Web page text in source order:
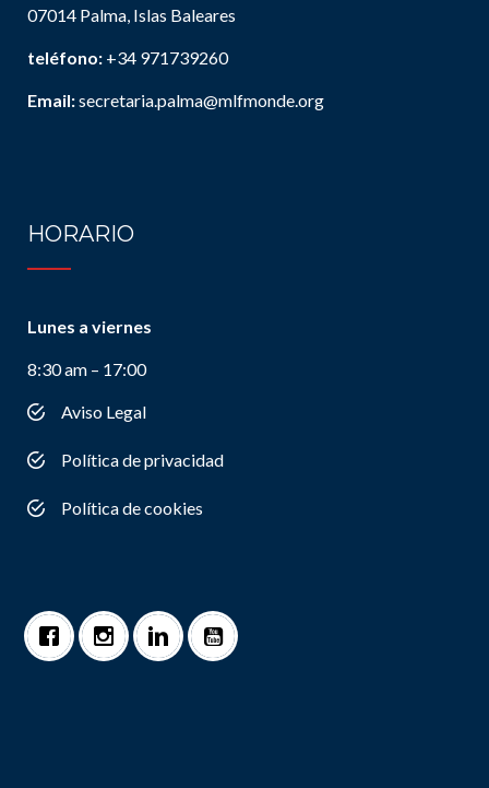
07014 Palma, Islas Baleares
teléfono: +34 971739260
Email:secretaria.palma@mlfmonde.org
HORARIO
Lunes a viernes
8:30 am – 17:00
Aviso Legal
Política de privacidad
Política de cookies